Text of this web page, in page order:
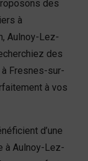
des
à
Aulnoy-Lez-
des
Fresnes-sur-
à vos
d’une
à Aulnoy-Lez-